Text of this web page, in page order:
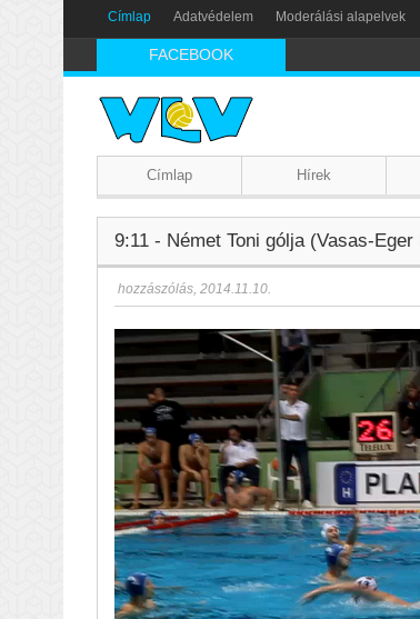
Címlap Adatvédelem Moderálási alapelvek
FACEBOOK
Címlap Hírek
9:11 - Német Toni gólja (Vasas-
hozzászólás, 2014.11.10.